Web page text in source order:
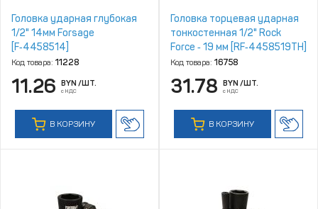
Головка ударная глубокая
1/2" 14мм Forsage
[F‑4458514]
Код товара: 11228
11.26 BYN /ШТ.
с НДС
В КОРЗИНУ
Головка торцевая ударная
тонкостенная 1/2" Rock
Force ‑ 19 мм [RF‑4458519TH]
Код товара: 16758
31.78 BYN /ШТ.
с НДС
В КОРЗИНУ